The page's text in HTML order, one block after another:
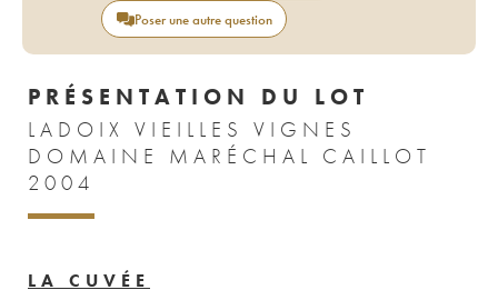
Poser une autre question
PRÉSENTATION DU LOT
LADOIX VIEILLES VIGNES
DOMAINE MARÉCHAL CAILLOT
2004
LA CUVÉE